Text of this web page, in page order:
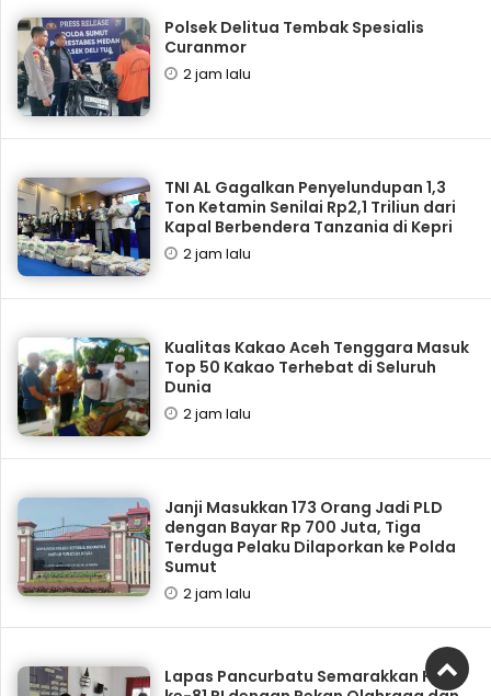
Polsek Delitua Tembak Spesialis
Curanmor
2 jam lalu
TNI AL Gagalkan Penyelundupan 1,3
Ton Ketamin Senilai Rp2,1 Triliun dari
Kapal Berbendera Tanzania di Kepri
2 jam lalu
Kualitas Kakao Aceh Tenggara Masuk
Top 50 Kakao Terhebat di Seluruh
Dunia
2 jam lalu
Janji Masukkan 173 Orang Jadi PLD
dengan Bayar Rp 700 Juta, Tiga
Terduga Pelaku Dilaporkan ke Polda
Sumut
2 jam lalu
Lapas Pancurbatu Semarakkan HUT